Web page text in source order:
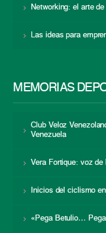
Networking: el arte
Las ideas para
MEMORIAS
Club Veloz
Venezuela
Vera Fortique: voz de
Inicios del ciclismo
«Pega Betulio…